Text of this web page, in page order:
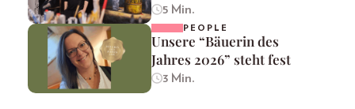
5 Min.
PEOPLE
Unsere “Bäuerin des
Jahres 2026” steht fest
3 Min.